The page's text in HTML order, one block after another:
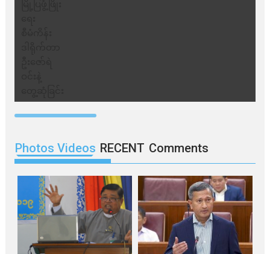
Photos Videos RECENT Comments